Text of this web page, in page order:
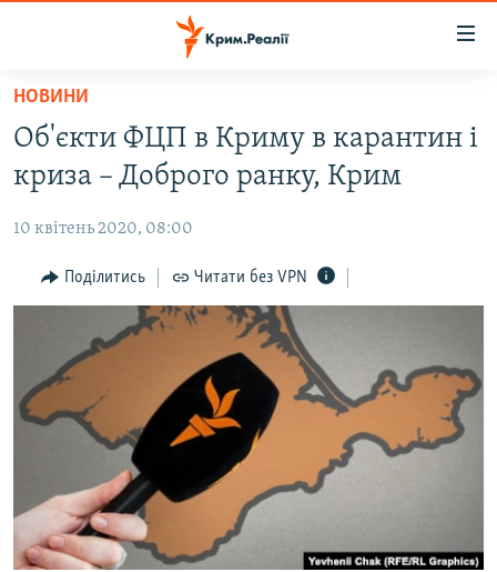
Перейти
основного
матеріалу
Перейти
до
навігації
Перейти
пошуку
НОВИНИ
ВІДЕО ТА ФОТО
ПОЛІТИКА
БЛОГИ
ІНТЕРВ'Ю
ВСЕ ЗА ДЕНЬ
СПЕЦПРОЕКТИ
ДЕПОРТАЦІЯ
ВІДЕОУРОКИ «ELIFBE»
СВІДЧЕННЯ ОКУПАЦІЇ
ЯК ОБІЙТИ БЛОКУВАННЯ
Русский
НОВИНИ
Об'єкти ФЦП в Криму в карантин і
криза – Доброго ранку, Крим
10 квітень 2020, 08:00
Поділитись Читати без VPN